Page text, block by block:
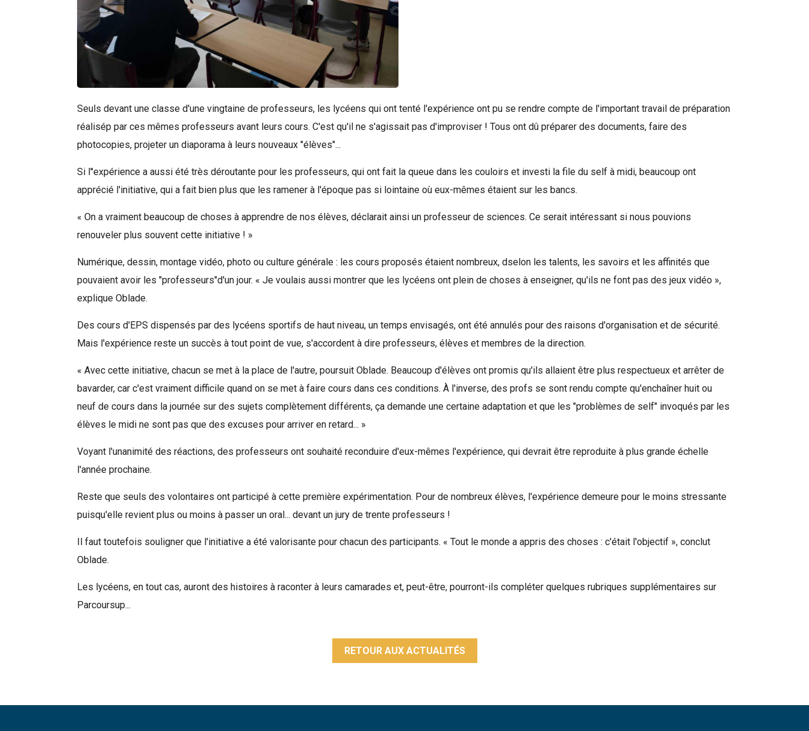
Seuls devant une classe d'une vingtaine de professeurs, les lycéens qui ont tenté l'expérience ont pu se rendre compte de l'important travail de préparation
réalisép par ces mêmes professeurs avant leurs cours. C'est qu'il ne s'agissait pas d'improviser ! Tous ont dû préparer des documents, faire des
photocopies, projeter un diaporama à leurs nouveaux "élèves"...
Si l''expérience a aussi été très déroutante pour les professeurs, qui ont fait la queue dans les couloirs et investi la file du self à midi, beaucoup ont
apprécié l'initiative, qui a fait bien plus que les ramener à l'époque pas si lointaine où eux-mêmes étaient sur les bancs.
« On a vraiment beaucoup de choses à apprendre de nos élèves, déclarait ainsi un professeur de sciences. Ce serait intéressant si nous pouvions
renouveler plus souvent cette initiative ! »
Numérique, dessin, montage vidéo, photo ou culture générale : les cours proposés étaient nombreux, dselon les talents, les savoirs et les affinités que
pouvaient avoir les "professeurs"d'un jour. « Je voulais aussi montrer que les lycéens ont plein de choses à enseigner, qu'ils ne font pas des jeux vidéo »,
explique Oblade.
Des cours d'EPS dispensés par des lycéens sportifs de haut niveau, un temps envisagés, ont été annulés pour des raisons d'organisation et de sécurité.
Mais l'expérience reste un succès à tout point de vue, s'accordent à dire professeurs, élèves et membres de la direction.
« Avec cette initiative, chacun se met à la place de l'autre, poursuit Oblade. Beaucoup d'élèves ont promis qu'ils allaient être plus respectueux et arrêter de
bavarder, car c'est vraiment difficile quand on se met à faire cours dans ces conditions. À l'inverse, des profs se sont rendu compte qu'enchaîner huit ou
neuf de cours dans la journée sur des sujets complètement différents, ça demande une certaine adaptation et que les "problèmes de self" invoqués par les
élèves le midi ne sont pas que des excuses pour arriver en retard... »
Voyant l'unanimité des réactions, des professeurs ont souhaité reconduire d'eux-mêmes l'expérience, qui devrait être reproduite à plus grande échelle
l'année prochaine.
Reste que seuls des volontaires ont participé à cette première expérimentation. Pour de nombreux élèves, l'expérience demeure pour le moins stressante
puisqu'elle revient plus ou moins à passer un oral... devant un jury de trente professeurs !
Il faut toutefois souligner que l'initiative a été valorisante pour chacun des participants. « Tout le monde a appris des choses : c'était l'objectif », conclut
Oblade.
Les lycéens, en tout cas, auront des histoires à raconter à leurs camarades et, peut-être, pourront-ils compléter quelques rubriques supplémentaires sur
Parcoursup...
RETOUR AUX ACTUALITÉS
Rechercher